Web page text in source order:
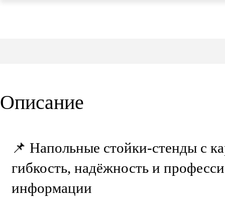
Описание
📌 Напольные стойки-стенды с
гибкость, надёжность и
информации